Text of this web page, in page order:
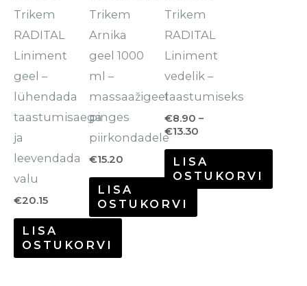
Trikem
RADITAL
Liniment
geel –
lühendada
taastumisaega
ja
leevendada
valu
€20.15
LISA
OSTUKORVI
varianti.
Valikuid
saab
teha
tootelehel.
Trikem
Arnika
geel 1000
ml –
massaažigeel
pinges
piirkondadele
€15.20
LISA
OSTUKORVI
Trikem
RADITAL
Liniment
vedelik –
taastumiseks
€8.90 –
€13.30
LISA
OSTUKORVI
varianti.
Valikuid
saab
teha
tootelehel.